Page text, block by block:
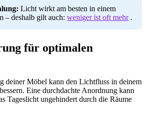
Licht wirkt am besten in einem
– deshalb gilt auch: weniger ist oft mehr.
für optimalen
deiner Möbel kann den Lichtfluss in deinem
Eine durchdachte Anordnung kann
Tageslicht ungehindert durch die Räume